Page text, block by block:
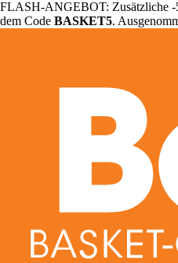
FLASH-ANGEBOT: Zusätzliche -
dem Code BASKET5.